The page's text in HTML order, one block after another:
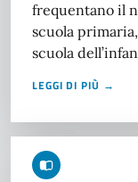
frequentano il
scuola
scuola
LEGGI DI PIÙ →